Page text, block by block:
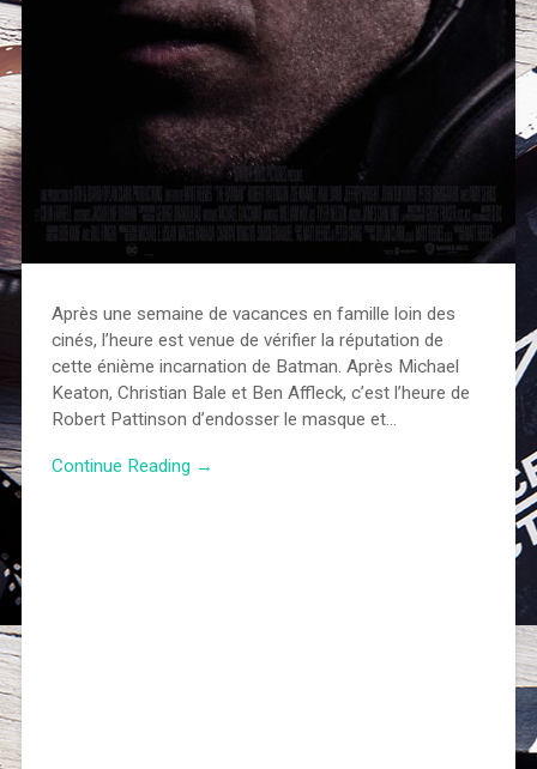
Après une semaine de vacances en famille loin des
cinés, l’heure est venue de vérifier la réputation de
cette énième incarnation de Batman. Après Michael
Keaton, Christian Bale et Ben Affleck, c’est l’heure de
Robert Pattinson d’endosser le masque et…
Continue Reading →